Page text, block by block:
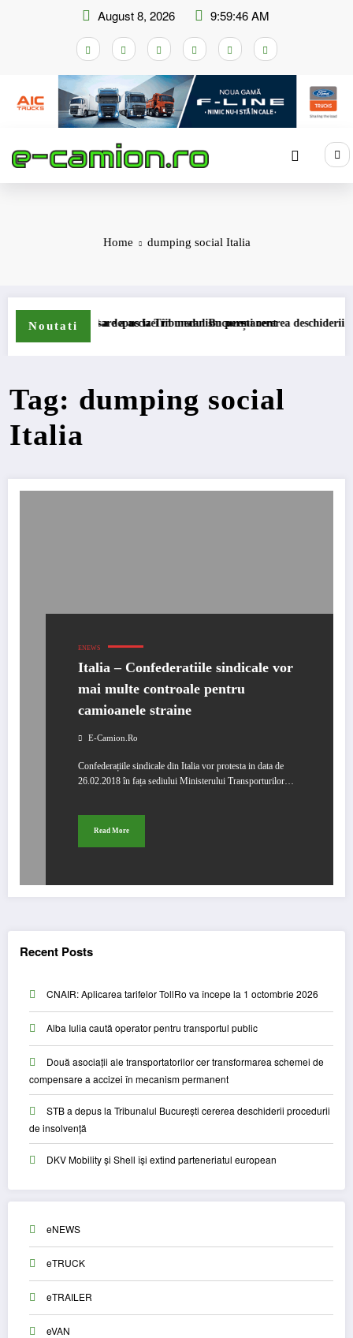
August 8, 2026 9:59:46 AM
Home dumping social Italia
Noutati
compensare a accizei în mecanism permanent
STB a depus la Tribunalul București cererea deschiderii
Tag: dumping social
Italia
ENEWS
Italia – Confederatiile sindicale vor
mai multe controale pentru
camioanele straine
E-Camion.ro
Confederațiile sindicale din Italia vor protesta in data de
26.02.2018 în fața sediului Ministerului Transporturilor…
Read More
Recent Posts
CNAIR: Aplicarea tarifelor TollRo va începe la 1 octombrie 2026
Alba Iulia caută operator pentru transportul public
Două asociații ale transportatorilor cer transformarea schemei de
compensare a accizei în mecanism permanent
STB a depus la Tribunalul București cererea deschiderii procedurii
de insolvență
DKV Mobility și Shell își extind parteneriatul european
eNEWS
eTRUCK
eTRAILER
eVAN